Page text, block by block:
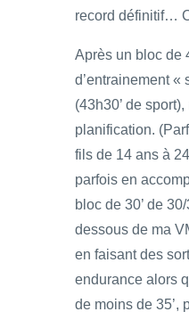
record définitif…
Après un bloc de
d’entrainement «
(43h30’ de
planification.
fils de 14 ans à
parfois en
bloc de 30’ de
dessous de ma
en faisant des
endurance alors
de moins de 35’,